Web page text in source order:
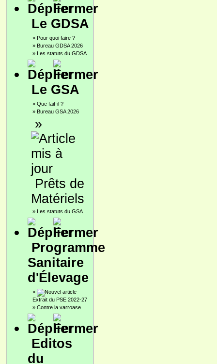
Le GDSA
» Pour quoi faire ?
» Bureau GDSA 2026
» Les statuts du GDSA
Le GSA
» Que fait-il ?
» Bureau GSA 2026
»
Prêts de
Matériels
» Les statuts du GSA
Programme
Sanitaire
d'Élevage
»
Extrait du PSE 2022-27
» Contre la varroase
Editos
du